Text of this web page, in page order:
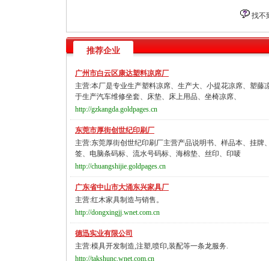
找不
推荐企业
广州市白云区康达塑料凉席厂
主营:本厂是专业生产塑料凉席、生产大、小提花凉席、塑藤
于生产汽车维修坐套、床垫、床上用品、坐椅凉席、
http://gzkangda.goldpages.cn
东莞市厚街创世纪印刷厂
主营:东莞厚街创世纪印刷厂主营产品说明书、样品本、挂牌
签、电脑条码标、流水号码标、海棉垫、丝印、印唛
http://chuangshijie.goldpages.cn
广东省中山市大涌东兴家具厂
主营:红木家具制造与销售。
http://dongxingjj.wnet.com.cn
德迅实业有限公司
主营:模具开发制造,注塑,喷印,装配等一条龙服务.
http://takshunc.wnet.com.cn